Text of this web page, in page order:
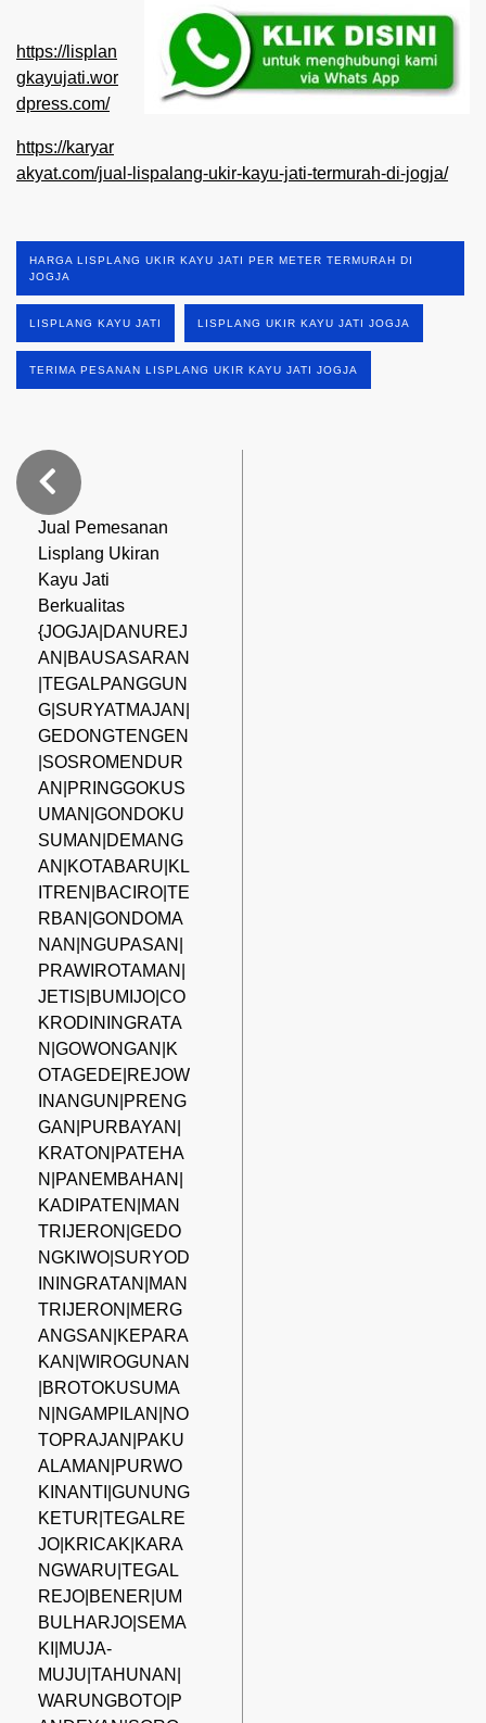
https://lisplan
gkayujati.wor
dpress.com/
https://karyar
akyat.com/jual-lispalang-ukir-kayu-jati-termurah-di-jogja/
HARGA LISPLANG UKIR KAYU JATI PER METER TERMURAH DI
JOGJA
LISPLANG KAYU JATI LISPLANG UKIR KAYU JATI JOGJA
TERIMA PESANAN LISPLANG UKIR KAYU JATI JOGJA
Jual Pemesanan
Lisplang Ukiran
Kayu Jati
Berkualitas
{JOGJA|DANUREJ
AN|BAUSASARAN
|TEGALPANGGUN
G|SURYATMAJAN|
GEDONGTENGEN
|SOSROMENDUR
AN|PRINGGOKUS
UMAN|GONDOKU
SUMAN|DEMANG
AN|KOTABARU|KL
ITREN|BACIRO|TE
RBAN|GONDOMA
NAN|NGUPASAN|
PRAWIROTAMAN|
JETIS|BUMIJO|CO
KRODININGRATA
N|GOWONGAN|K
OTAGEDE|REJOW
INANGUN|PRENG
GAN|PURBAYAN|
KRATON|PATEHA
N|PANEMBAHAN|
KADIPATEN|MAN
TRIJERON|GEDO
NGKIWO|SURYOD
ININGRATAN|MAN
TRIJERON|MERG
ANGSAN|KEPARA
KAN|WIROGUNAN
|BROTOKUSUMA
N|NGAMPILAN|NO
TOPRAJAN|PAKU
ALAMAN|PURWO
KINANTI|GUNUNG
KETUR|TEGALRE
JO|KRICAK|KARA
NGWARU|TEGAL
REJO|BENER|UM
BULHARJO|SEMA
KI|MUJA-
MUJU|TAHUNAN|
WARUNGBOTO|P